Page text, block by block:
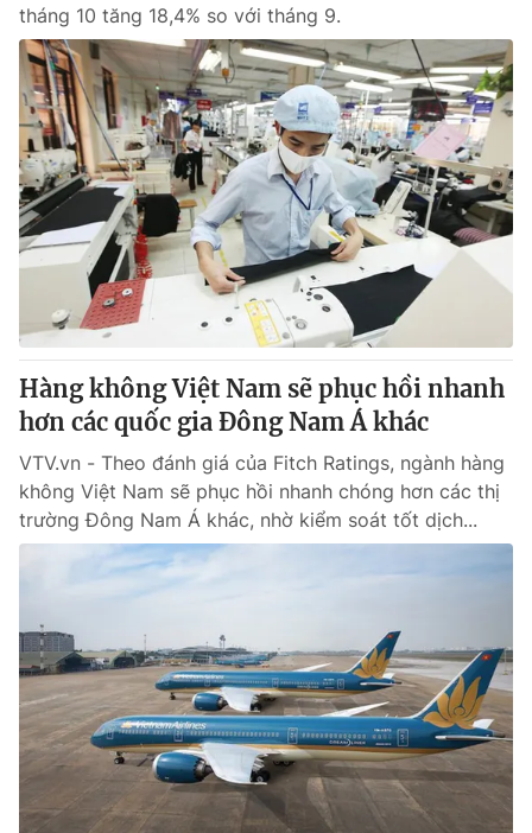
tháng 10 tăng 18,4% so với tháng 9.
Hàng không Việt Nam sẽ phục hồi nhanh
hơn các quốc gia Đông Nam Á khác
VTV.vn - Theo đánh giá của Fitch Ratings, ngành hàng
không Việt Nam sẽ phục hồi nhanh chóng hơn các thị
trường Đông Nam Á khác, nhờ kiểm soát tốt dịch...